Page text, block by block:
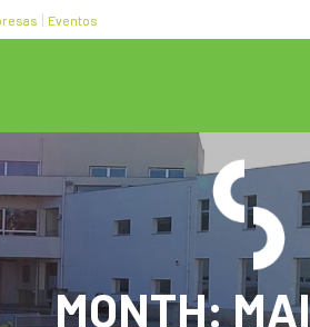
Eventos
MONTH: